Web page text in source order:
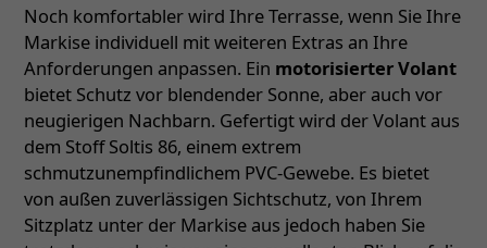
Noch komfortabler wird Ihre Terrasse, wenn Sie Ihre
Markise individuell mit weiteren Extras an Ihre
Anforderungen anpassen. Ein motorisierter Volant
bietet Schutz vor blendender Sonne, aber auch vor
neugierigen Nachbarn. Gefertigt wird der Volant aus
dem Stoff Soltis 86, einem extrem
schmutzunempfindlichem PVC-Gewebe. Es bietet
von außen zuverlässigen Sichtschutz, von Ihrem
Sitzplatz unter der Markise aus jedoch haben Sie